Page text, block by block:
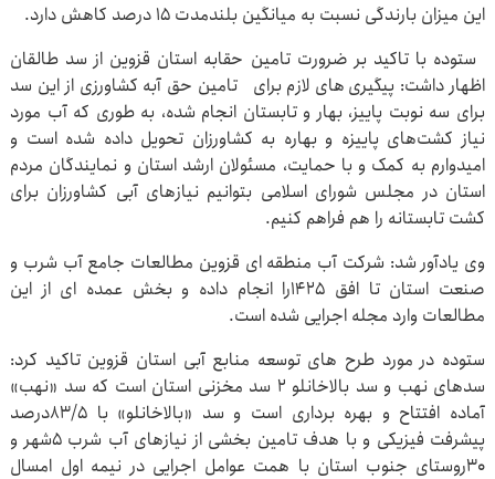
این میزان بارندگی نسبت به میانگین بلندمدت 15 درصد کاهش دارد.
ستوده با تاکید بر ضرورت تامین حقابه استان قزوین از سد طالقان
اظهار داشت: پیگیری های لازم برای تامین حق آبه کشاورزی از این سد
برای سه نوبت پاییز، بهار و تابستان انجام شده، به طوری که آب مورد
نیاز کشت‌های پاییزه و بهاره به کشاورزان تحویل داده شده است و
امیدوارم به کمک و با حمایت، مسئولان ارشد استان و نمایندگان مردم
استان در مجلس شورای اسلامی بتوانیم نیازهای آبی کشاورزان برای
کشت تابستانه را هم فراهم کنیم.
وی یادآور شد: شرکت آب منطقه ای قزوین مطالعات جامع آب شرب و
صنعت استان تا افق ۱۴۲۵را انجام داده و بخش عمده ای از این
مطالعات وارد مجله اجرایی شده است.
ستوده در مورد طرح های توسعه منابع آبی استان قزوین تاکید کرد:
سدهای نهب و سد بالاخانلو 2 سد مخزنی استان است که سد «نهب»
آماده افتتاح و بهره برداری است و سد «بالاخانلو» با ۸۳/۵درصد
پیشرفت فیزیکی و با هدف تامین بخشی از نیازهای آب شرب ۵شهر و
۳۰روستای جنوب استان با همت عوامل اجرایی در نیمه اول امسال